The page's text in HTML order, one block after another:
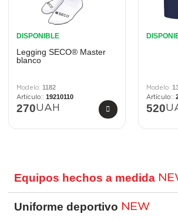
DISPONIBLE
Legging SECO® Master
blanco
1182
19210110
270UAH 520
Equipos hechos a medida
Uniforme deportivo NEW